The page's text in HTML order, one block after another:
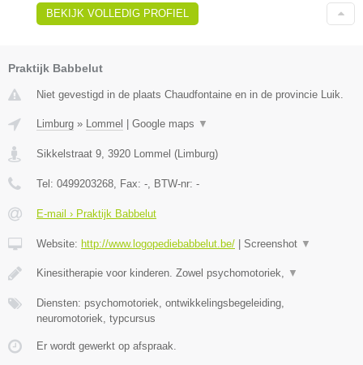
BEKIJK VOLLEDIG PROFIEL
Praktijk Babbelut
Niet gevestigd in de plaats Chaudfontaine en in de provincie Luik.
Limburg » Lommel Google maps ▼
Sikkelstraat 9, 3920 Lommel (Limburg)
Tel: 0499203268, Fax: -, BTW-nr: -
E-mail › Praktijk Babbelut
Website: http://www.logopediebabbelut.be/ Screenshot ▼
Kinesitherapie voor kinderen. Zowel psychomotoriek, ▼
Diensten: psychomotoriek, ontwikkelingsbegeleiding,
neuromotoriek, typcursus
Er wordt gewerkt op afspraak.